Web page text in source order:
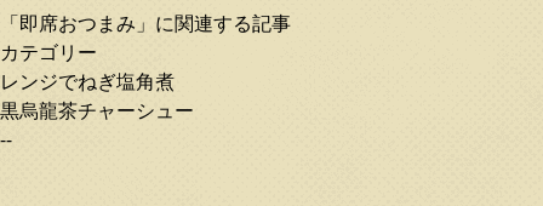
「即席おつまみ」に関連する記事
カテゴリー
レンジでねぎ塩角煮
黒烏龍茶チャーシュー
--